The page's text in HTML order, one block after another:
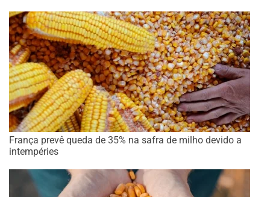
França prevê queda de 35% na safra de milho devido a
intempéries